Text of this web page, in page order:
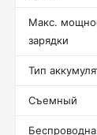
Макс.
зарядки
Тип
Съемный